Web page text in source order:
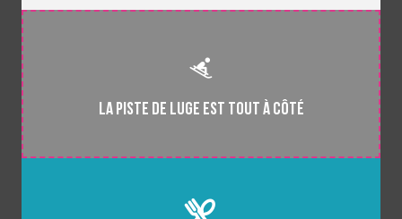
La piste de luge est tout à côté